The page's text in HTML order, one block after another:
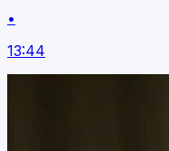
•
13:44